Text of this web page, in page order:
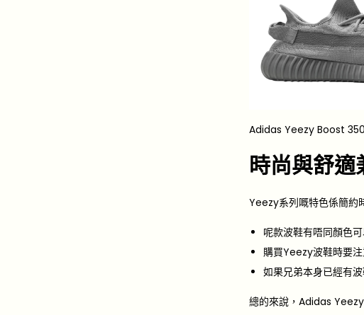
Adidas Yeezy Boost
時尚與舒
Yeezy系列嘅特色係簡約
呢款波鞋有唔同顏色
購買Yeezy波鞋時要
如果兄弟本身已經有
總的來說，Adidas